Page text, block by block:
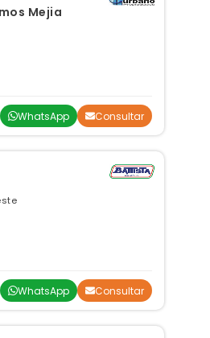
Mejia
WhatsApp Consultar
WhatsApp Consultar